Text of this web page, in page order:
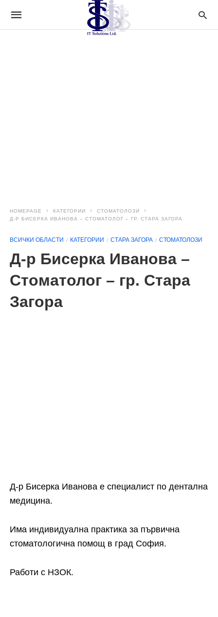
HOMEPAGE КАТЕГОРИИ
СТОМАТОЛОЗИ
Д-Р БИСЕРКА ИВАНОВА – СТОМАТОЛОГ – ГР. СТАРА ЗАГОРА
ВСИЧКИ ОБЛАСТИ КАТЕГОРИИ СТАРА ЗАГОРА СТОМАТОЛОЗИ
Д-р Бисерка Иванова –
Стоматолог – гр. Стара
Загора
Д-р Бисерка Иванова е специалист по дентална
медицина.
Има индивидуална практика за първична
стоматологична помощ в град София.
Работи с НЗОК.